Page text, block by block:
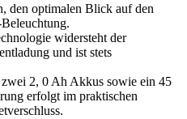
den optimalen Blick auf den
widersteht der
und ist stets
2, 0 Ah Akkus sowie ein 45
erfolgt im praktischen